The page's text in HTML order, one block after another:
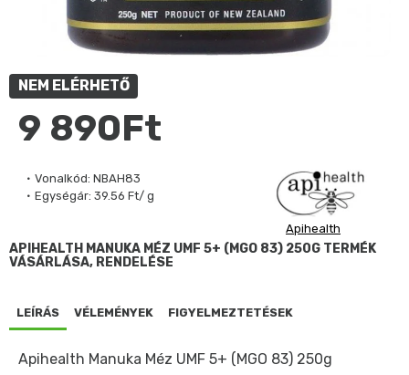
Vonalkód: NBAH83
Egységár: 39.56 Ft/ g
Apihealth
NEM ELÉRHETŐ
9 890Ft
APIHEALTH MANUKA MÉZ UMF 5+ (MGO 83) 250G TERMÉK
VÁSÁRLÁSA, RENDELÉSE
LEÍRÁS VÉLEMÉNYEK FIGYELMEZTETÉSEK
Apihealth Manuka Méz UMF 5+ (MGO 83) 250g